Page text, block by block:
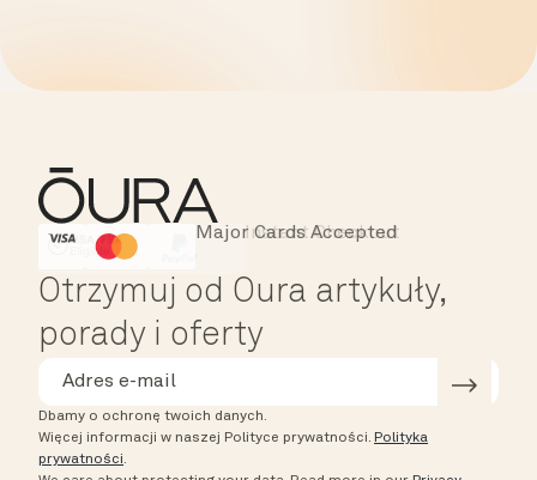
HSA/FSA Eligible
Instant Checkout
Major Cards Accepted
Otrzymuj od Oura artykuły,
porady i oferty
Dbamy o ochronę twoich danych.
Więcej informacji w naszej Polityce prywatności. Polityka
prywatności.